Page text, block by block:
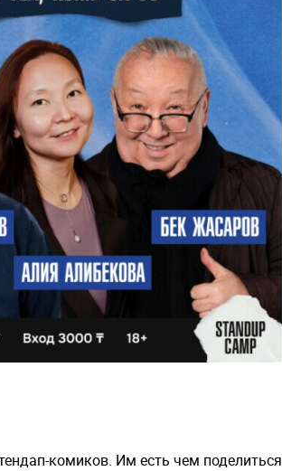
комиков. Им есть чем поделиться